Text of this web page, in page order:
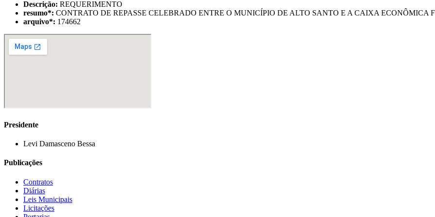
Descrição: REQUERIMENTO
resumo*: CONTRATO DE REPASSE CELEBRADO ENTRE O MUNICÍPIO DE ALTO SANTO E A CAIXA ECONÔMICA
arquivo*: 174662
Presidente
Levi Damasceno Bessa
Publicações
Contratos
Diárias
Leis Municipais
Licitações